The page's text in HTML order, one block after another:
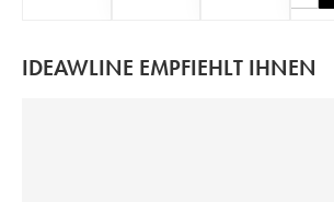
IDEAWLINE EMPFIEHLT IHNEN